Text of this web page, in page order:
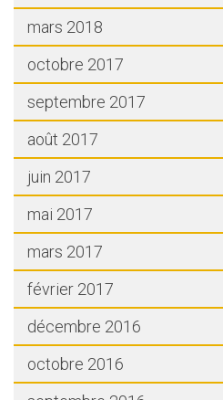
mars 2018
octobre 2017
septembre 2017
août 2017
juin 2017
mai 2017
mars 2017
février 2017
décembre 2016
octobre 2016